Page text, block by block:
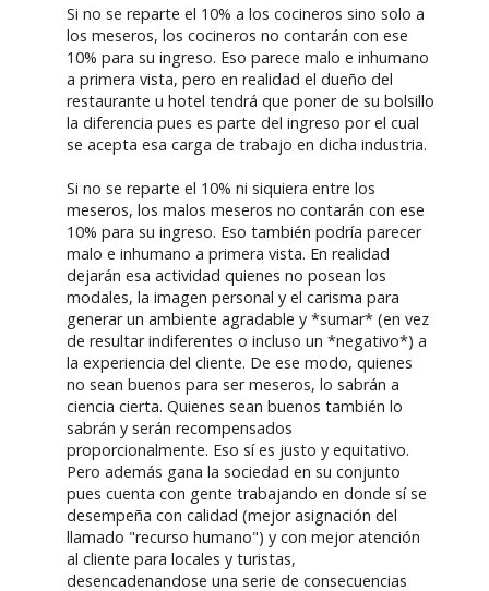
Si no se reparte el 10% a los cocineros sino solo a
los meseros, los cocineros no contarán con ese
10% para su ingreso. Eso parece malo e inhumano
a primera vista, pero en realidad el dueño del
restaurante u hotel tendrá que poner de su bolsillo
la diferencia pues es parte del ingreso por el cual
se acepta esa carga de trabajo en dicha industria.
Si no se reparte el 10% ni siquiera entre los
meseros, los malos meseros no contarán con ese
10% para su ingreso. Eso también podría parecer
malo e inhumano a primera vista. En realidad
dejarán esa actividad quienes no posean los
modales, la imagen personal y el carisma para
generar un ambiente agradable y *sumar* (en vez
de resultar indiferentes o incluso un *negativo*) a
la experiencia del cliente. De ese modo, quienes
no sean buenos para ser meseros, lo sabrán a
ciencia cierta. Quienes sean buenos también lo
sabrán y serán recompensados
proporcionalmente. Eso sí es justo y equitativo.
Pero además gana la sociedad en su conjunto
pues cuenta con gente trabajando en donde sí se
desempeña con calidad (mejor asignación del
llamado "recurso humano") y con mejor atención
al cliente para locales y turistas,
desencadenandose una serie de consecuencias